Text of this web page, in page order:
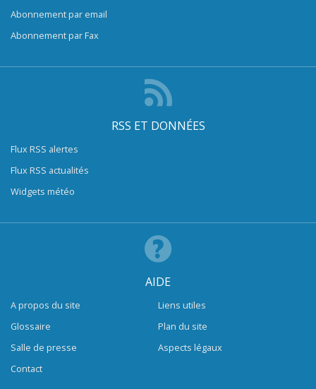
Abonnement par email
Abonnement par Fax
RSS ET DONNÉES
Flux RSS alertes
Flux RSS actualités
Widgets météo
AIDE
A propos du site
Glossaire
Salle de presse
Contact
Liens utiles
Plan du site
Aspects légaux